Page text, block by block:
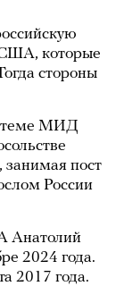
которые
стороны
МИД
пост
России
Анатолий
2024 года.
2017 года.